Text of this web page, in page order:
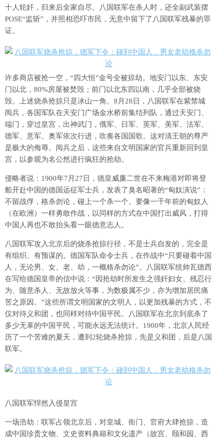
十人轮奸，归来后全家自尽。八国联军在杀人时，还全副武装摆
POSE“监斩”，并照相恐吓市民，无意中留下了八国联军残暴的罪
证。
许多商店被抢一空，“四大恒”金号全被掠劫。地安门以东、东安
门以北，80%房屋被焚毁；前门以北东四以南，几乎全部被烧
毁。上述烧杀抢掠只是冰山一角。8月28日，八国联军在紫禁城
阅兵，各国军队在天安门广场金水桥前集结列队，通过天安门、
端门，穿过皇宫，出神武门，俄军、日军、英军、美军、法军、
德军、意军、奥军依次行进，吹奏各国国歌。这对清王朝的尊严
是极大的侮辱。阅兵之后，这些来自文明国家的官兵重新回到皇
宫，以参观为名公然进行疯狂的抢劫。
侵略者说：1900年7月27日，德皇威廉二世在不来梅港对即将登
船开赴中国的德国远征军士兵，发表了臭名昭著的“匈奴演说”：
不留战俘，格杀勿论，碰上一个杀一个。要像一千年前的匈奴人
（在欧洲）一样勇敢作战，以同样的方式在中国打出威风，打得
中国人再也不敢抬头看一眼德意志人。
八国联军攻入北京后的烧杀抢掠行径，不是士兵自发的，完全是
有组织、有预谋的。德国军队命令士兵，在作战中“只要碰着中国
人，无论男、女、老、幼，一概格杀勿论”。八国联军统帅瓦德西
在写给德国皇帝的信中说：“因抢劫时所发生之强奸妇女、残忍行
为、随意杀人、无故放火等事，为数极属不少，亦为增加居民痛
苦之原因。”这些所谓文明国家的文明人，以更加残暴的方式，不
仅对待义和团，也同样对待中国平民。八国联军在北京到底杀了
多少无辜的中国平民，可能永远无法统计。1900年，北京人民经
历了一个苦难的夏天，遭到2轮烧杀抢掠，先是义和团，后是八国
联军。
八国联军悍然入侵皇宫
一场浩劫：联军占领北京后，对皇城、衙门、官府大肆抢掠，造
成中国珍贵文物、文史资料典籍和文化遗产（故宫、颐和园、西